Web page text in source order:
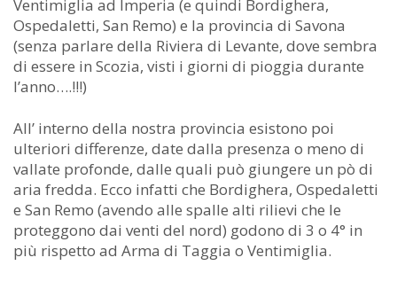
Ventimiglia ad Imperia (e quindi Bordighera,
Ospedaletti, San Remo) e la provincia di Savona
(senza parlare della Riviera di Levante, dove sembra
di essere in Scozia, visti i giorni di pioggia durante
l’anno….!!!)
All’ interno della nostra provincia esistono poi
ulteriori differenze, date dalla presenza o meno di
vallate profonde, dalle quali può giungere un pò di
aria fredda. Ecco infatti che Bordighera, Ospedaletti
e San Remo (avendo alle spalle alti rilievi che le
proteggono dai venti del nord) godono di 3 o 4° in
più rispetto ad Arma di Taggia o Ventimiglia.